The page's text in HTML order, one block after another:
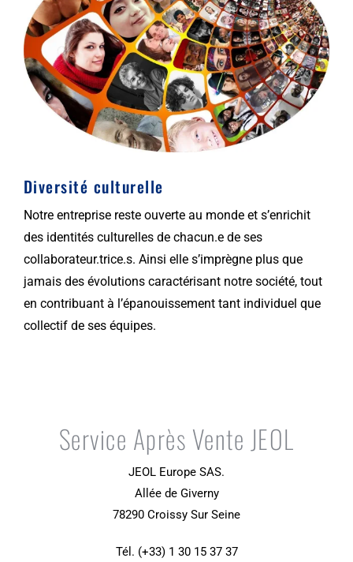
Diversité culturelle
Notre entreprise reste ouverte au monde et s’enrichit
des identités culturelles de chacun.e de ses
collaborateur.trice.s. Ainsi elle s’imprègne plus que
jamais des évolutions caractérisant notre société, tout
en contribuant à l’épanouissement tant individuel que
collectif de ses équipes.
Service Après Vente JEOL
JEOL Europe SAS.
Allée de Giverny
78290 Croissy Sur Seine
Tél. (+33) 1 30 15 37 37